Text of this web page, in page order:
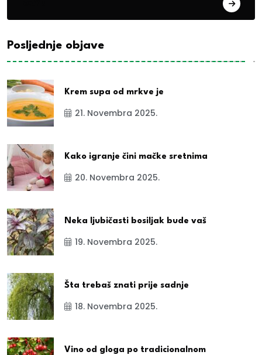
Posljednje objave
Krem supa od mrkve je
21. Novembra 2025.
Kako igranje čini mačke sretnima
20. Novembra 2025.
Neka ljubičasti bosiljak bude vaš
19. Novembra 2025.
Šta trebaš znati prije sadnje
18. Novembra 2025.
Vino od gloga po tradicionalnom